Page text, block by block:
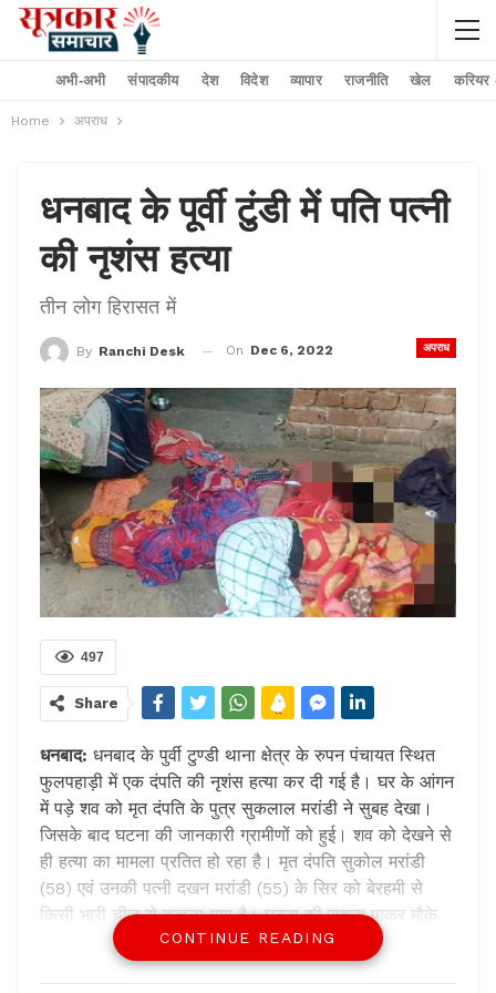
अभी-अभी संपादकीय देश विदेश व्यापार राजनीति खेल करियर
Home अपराध
धनबाद के पूर्वी टुंडी में पति पत्नी
की नृशंस हत्या
तीन लोग हिरासत में
अपराध
By Ranchi Desk On Dec 6, 2022
497
Share
धनबाद: धनबाद के पुर्वी टुण्डी थाना क्षेत्र के रुपन पंचायत स्थित
फुलपहाड़ी में एक दंपति की नृशंस हत्या कर दी गई है। घर के आंगन
में पड़े शव को मृत दंपति के पुत्र सुकलाल मरांडी ने सुबह देखा।
जिसके बाद घटना की जानकारी ग्रामीणों को हुई। शव को देखने से
ही हत्या का मामला प्रतित हो रहा है। मृत दंपति सुकोल मरांडी
(58) एवं उनकी पत्नी दखन मरांडी (55) के सिर को बेरहमी से
किसी भारी चीज से कुचला गया है। घटना की सूचना पाकर मौके
पर पुलिस निरीक्षक सुधीर प्रसाद, सब इंस्पेक्टर लिखन हेम्ब्रम, वीर
अभिमन्यु घटनास्थल पर पहुंच मामले की जांच में जुट गए हैं। घटना
CONTINUE READING